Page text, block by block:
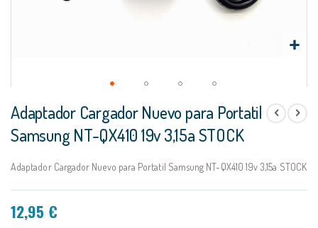
al
comienzo
de
galería
Adaptador Cargador Nuevo para Portatil
Samsung NT-QX410 19v 3,15a STOCK
Adaptador Cargador Nuevo para Portatil Samsung NT-QX410 19v 3,15a STOCK
12,95 €